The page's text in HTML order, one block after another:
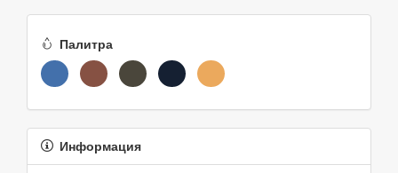
Палитра
Информация